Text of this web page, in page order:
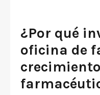
¿Por qué
oficina de